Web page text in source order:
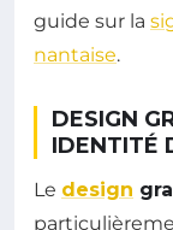
guide sur la
nantaise.
DESIGN
IDENTITÉ
Le design